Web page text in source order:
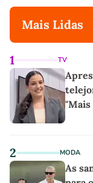
Mais Lidas
1 TV
"Mais
2 MODA
As